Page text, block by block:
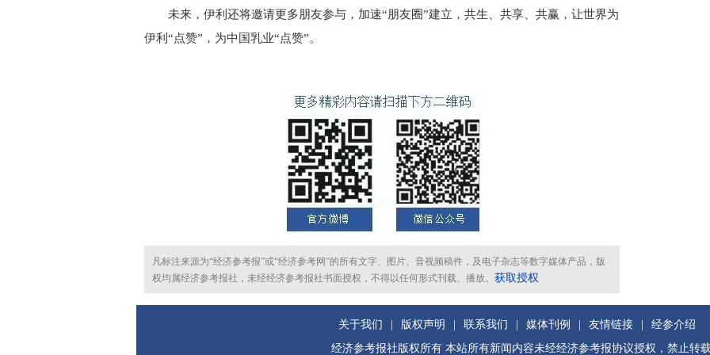
未来，伊利还将邀请更多朋友参与，加速“朋友圈”建立，共生、共享、共赢，让世界为
伊利“点赞”，为中国乳业“点赞”。
凡标注来源为“经济参考报”或“经济参考网”的所有文字、图片、音视频稿件，及电子杂志等数字媒体产品，版
权均属经济参考报社，未经经济参考报社书面授权，不得以任何形式刊载、播放。 获取授权
关于我们 版权声明 联系我们 媒体刊例 友情链接
经参介绍
经济参考报社版权所有 本站所有新闻内容未经经济参考报协议授权，禁止转